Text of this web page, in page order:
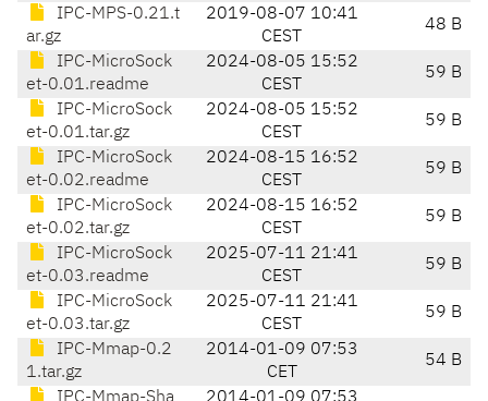
IPC-MPS-0.21.t
ar.gz
2019-08-07 10:41
CEST
48 B
IPC-MicroSock
et-0.01.readme
2024-08-05 15:52
CEST
59 B
IPC-MicroSock
et-0.01.tar.gz
2024-08-05 15:52
CEST
59 B
IPC-MicroSock
et-0.02.readme
2024-08-15 16:52
CEST
59 B
IPC-MicroSock
et-0.02.tar.gz
2024-08-15 16:52
CEST
59 B
IPC-MicroSock
et-0.03.readme
2025-07-11 21:41
CEST
59 B
IPC-MicroSock
et-0.03.tar.gz
2025-07-11 21:41
CEST
59 B
IPC-Mmap-0.2
1.tar.gz
2014-01-09 07:53
CET
54 B